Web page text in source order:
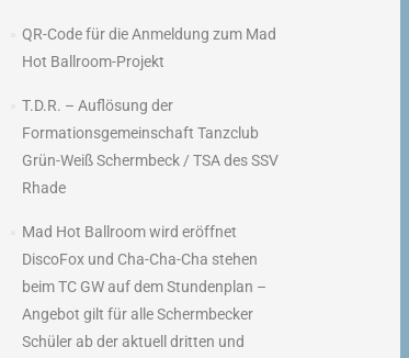
QR-Code für die Anmeldung zum Mad
Hot Ballroom-Projekt
T.D.R. – Auflösung der
Formationsgemeinschaft Tanzclub
Grün-Weiß Schermbeck / TSA des SSV
Rhade
Mad Hot Ballroom wird eröffnet
DiscoFox und Cha-Cha-Cha stehen
beim TC GW auf dem Stundenplan –
Angebot gilt für alle Schermbecker
Schüler ab der aktuell dritten und